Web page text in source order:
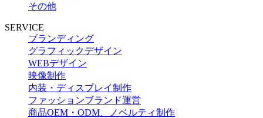
その他
SERVICE
ブランディング
グラフィックデザイン
WEBデザイン
映像制作
内装・ディスプレイ制作
ファッションブランド運営
商品OEM・ODM、ノベルティ制作